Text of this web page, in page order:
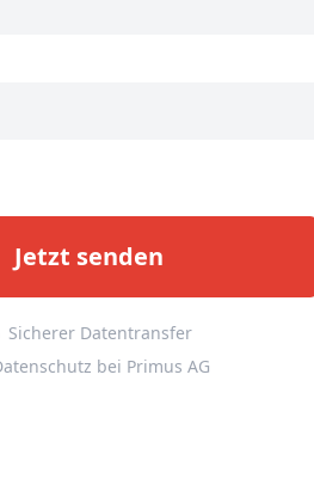
Jetzt senden
Sicherer Datentransfer
bei Primus AG